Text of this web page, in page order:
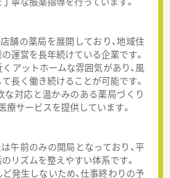
舗の薬局を展開しており、地域住
運営を長年続けている企業です。
アットホームな雰囲気があり、風
長く働き続けることが可能です。
対応と温かみのある薬局づくり
療サービスを提供しています。
午前のみの開局となっており、平
リズムを整えやすい体系です。
発生しないため、仕事終わりの予